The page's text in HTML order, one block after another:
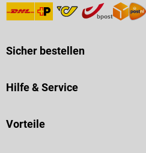
Sicher bestellen
Hilfe & Service
Vorteile